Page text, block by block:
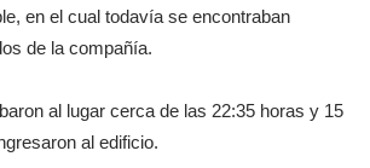
en el cual todavía se encontraban
de la compañía.
al lugar cerca de las 22:35 horas y 15
al edificio.